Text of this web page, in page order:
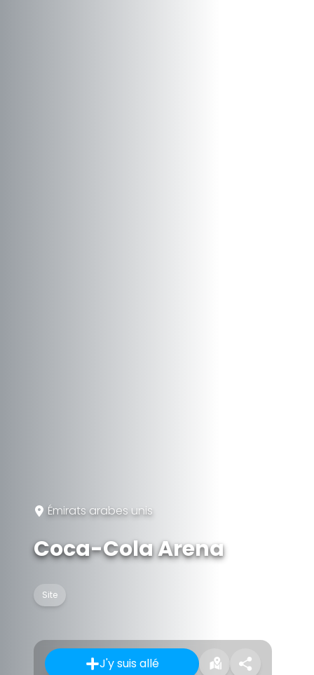
Émirats arabes unis
Coca-Cola Arena
Site
J'y suis allé